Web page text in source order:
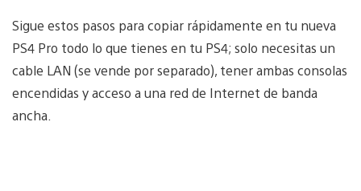
Sigue estos pasos para copiar rápidamente en tu nueva
PS4 Pro todo lo que tienes en tu PS4; solo necesitas un
cable LAN (se vende por separado), tener ambas consolas
encendidas y acceso a una red de Internet de banda
ancha.